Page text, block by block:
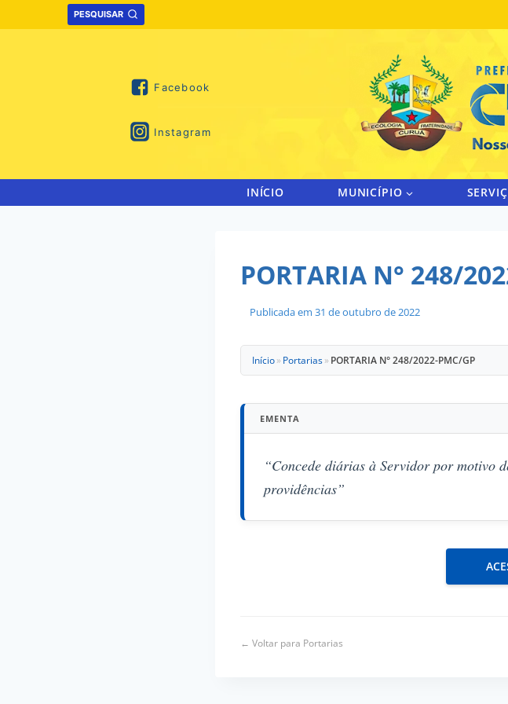
to
PESQUISAR
Facebook
Instagram
INÍCIO MUNICÍPIO
PORTARIA N° 248/
Publicada em 31 de outubro de 2022
Início » Portarias » PORTARIA N° 248/2022-PMC/GP
EMENTA
“Concede diárias à Servidor por motivo
providências”
← Voltar para Portarias